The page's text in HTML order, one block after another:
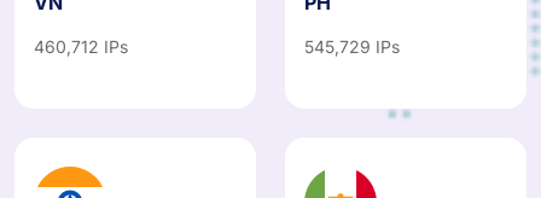
Vietnã
VN
Filipinas
PH